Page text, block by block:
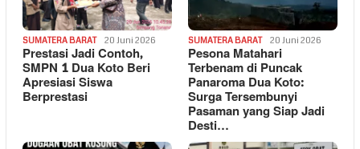
SUMATERA BARAT 20 Juni 2026
Prestasi Jadi Contoh,
SMPN 1 Dua Koto Beri
Apresiasi Siswa
Berprestasi
SUMATERA BARAT 20 Juni 2026
Pesona Matahari
Terbenam di Puncak
Panaroma Dua Koto:
Surga Tersembunyi
Pasaman yang Siap Jadi
Desti…